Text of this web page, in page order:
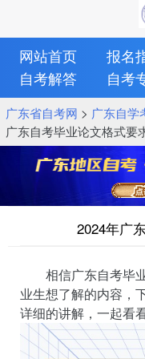
网站首页 报名
自考解答
自考
广东省自考网 > 广东自学
广东自考毕业论文格式要
2024年广
相信广东自考毕业
业生想了解的内容，
详细的讲解，一起看